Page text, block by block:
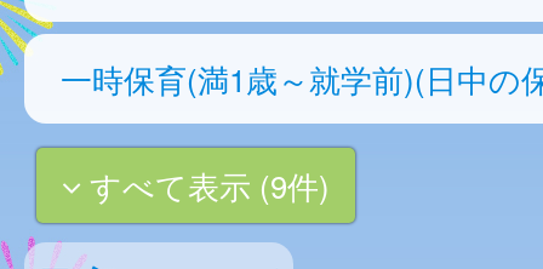
一時保育(満1歳～就学前)(日中の
すべて表示 (9件)